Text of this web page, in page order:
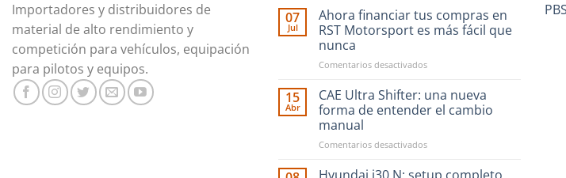
Importadores y distribuidores de
material de alto rendimiento y
competición para vehículos, equipación
para pilotos y equipos.
07
Jul
Ahora financiar tus compras en
RST Motorsport es más fácil que
nunca
Comentarios desactivadosen
financiar
compras
RST
es
15
Abr
CAE Ultra Shifter: una nueva
forma de entender el cambio
manual
Comentarios desactivadosen
Ultra